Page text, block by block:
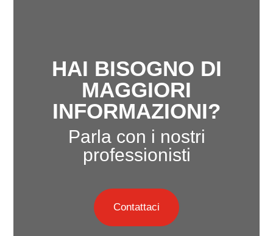
HAI BISOGNO DI
MAGGIORI
INFORMAZIONI?
Parla con i nostri
professionisti
Contattaci